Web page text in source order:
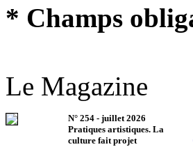
* Champs
Le Magazine
N° 254 - juillet 2026
Pratiques artistiques. La
culture fait projet